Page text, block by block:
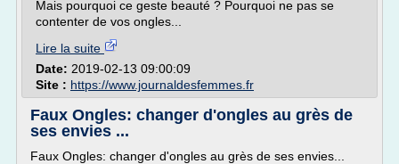
Mais pourquoi ce geste beauté ? Pourquoi ne pas se
contenter de vos ongles...
Lire la suite
Date: 2019-02-13 09:00:09
Site : https://www.journaldesfemmes.fr
Faux Ongles: changer d'ongles au grès de
ses envies ...
Faux Ongles: changer d'ongles au grès de ses envies...